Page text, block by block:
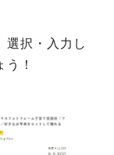
選択・入力し
！